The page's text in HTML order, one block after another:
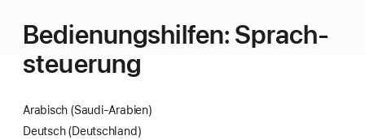
Bedie­nungs­hilfen: Sprach­
steuerung
Arabisch (Saudi‑Arabien)
Deutsch (Deutschland)